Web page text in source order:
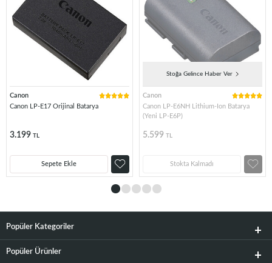
Canon
Canon LP-E17 Orijinal Batarya
3.199 TL
Sepete Ekle
Stoğa Gelince Haber Ver
Canon
Canon LP-E6NH Lithium-Ion Batarya
(Yeni LP-E6P)
5.599 TL
Stokta Kalmadı
Popüler Kategoriler
Popüler Ürünler